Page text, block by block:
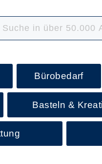
Bürobedarf
Basteln &